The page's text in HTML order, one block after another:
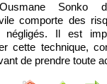
Ousmane
comporte des
négligés. Il est
cette technique,
de prendre toute